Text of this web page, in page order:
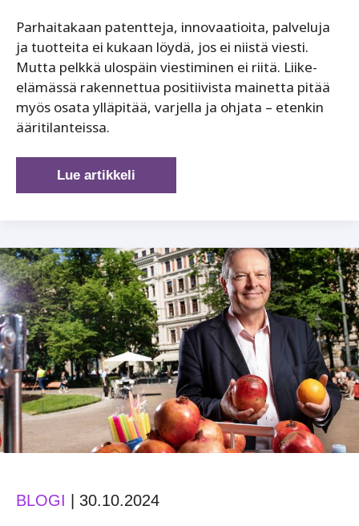
Parhaitakaan patentteja, innovaatioita, palveluja
ja tuotteita ei kukaan löydä, jos ei niistä viesti.
Mutta pelkkä ulospäin viestiminen ei riitä. Liike-
elämässä rakennettua positiivista mainetta pitää
myös osata ylläpitää, varjella ja ohjata – etenkin
ääritilanteissa.
Maineenhallinnan
keinot
vahvimpia
työkaluja,
mutta
vain
oikein
käytettyinä
Lue artikkeli
BLOGI 30.10.2024